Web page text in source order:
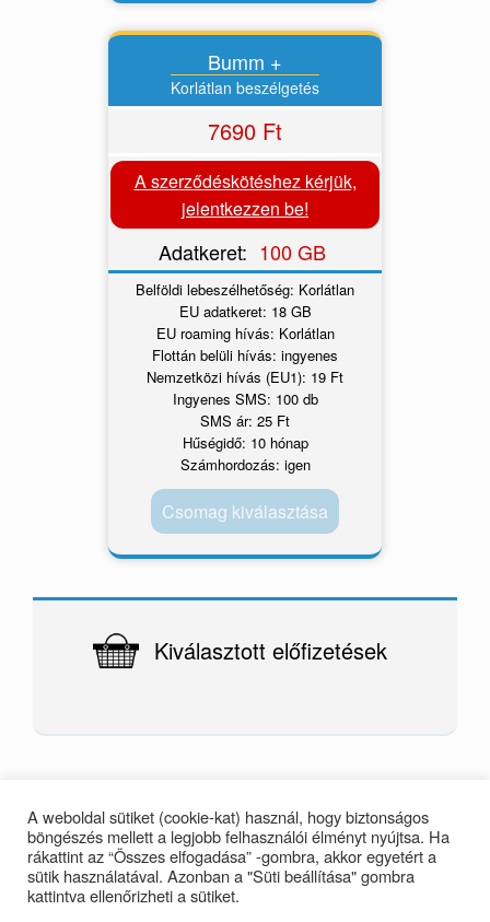
Bumm +
Korlátlan beszélgetés
7690 Ft
A szerződéskötéshez kérjük,
jelentkezzen be!
Adatkeret: 100 GB
Belföldi lebeszélhetőség: Korlátlan
EU adatkeret: 18 GB
EU roaming hívás: Korlátlan
Flottán belüli hívás: ingyenes
Nemzetközi hívás (EU1): 19 Ft
Ingyenes SMS: 100 db
SMS ár: 25 Ft
Hűségidő: 10 hónap
Számhordozás: igen
Csomag kiválasztása
Kiválasztott előfizetések
A weboldal sütiket (cookie-kat) használ, hogy biztonságos
böngészés mellett a legjobb felhasználói élményt nyújtsa. Ha
rákattint az “Összes elfogadása” -gombra, akkor egyetért a
sütik használatával. Azonban a "Süti beállítása" gombra
kattintva ellenőrizheti a sütiket.